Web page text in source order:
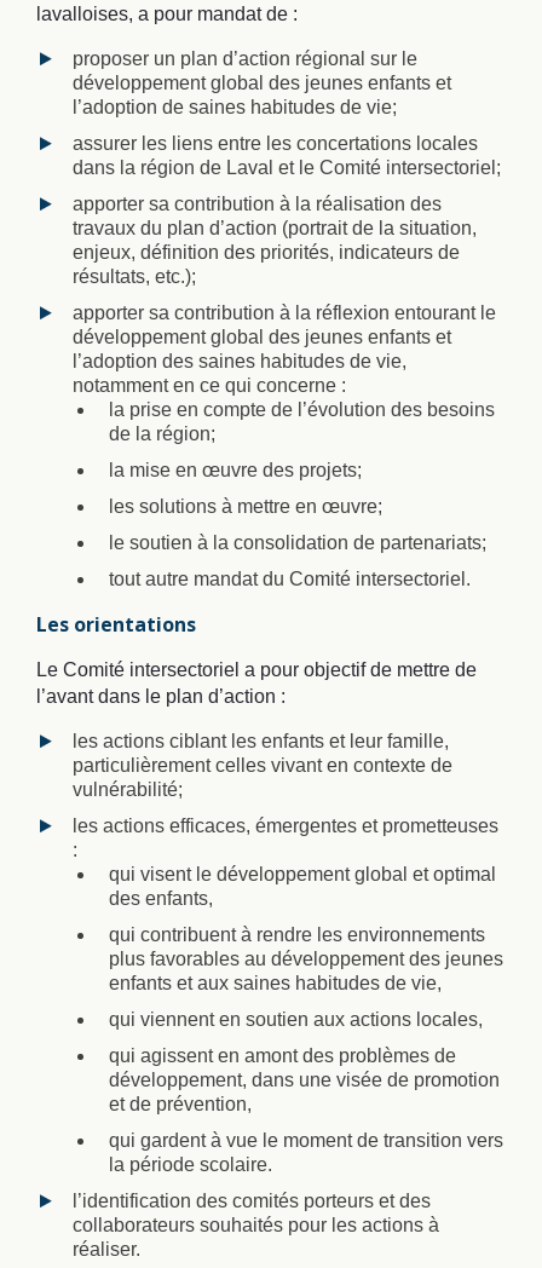
lavalloises, a pour mandat de :
proposer un plan d’action régional sur le
développement global des jeunes enfants et
l’adoption de saines habitudes de vie;
assurer les liens entre les concertations locales
dans la région de Laval et le Comité intersectoriel;
apporter sa contribution à la réalisation des
travaux du plan d’action (portrait de la situation,
enjeux, définition des priorités, indicateurs de
résultats, etc.);
apporter sa contribution à la réflexion entourant le
développement global des jeunes enfants et
l’adoption des saines habitudes de vie,
notamment en ce qui concerne :
la prise en compte de l’évolution des besoins
de la région;
la mise en œuvre des projets;
les solutions à mettre en œuvre;
le soutien à la consolidation de partenariats;
tout autre mandat du Comité intersectoriel.
Les orientations
Le Comité intersectoriel a pour objectif de mettre de
l’avant dans le plan d’action :
les actions ciblant les enfants et leur famille,
particulièrement celles vivant en contexte de
vulnérabilité;
les actions efficaces, émergentes et prometteuses
:
qui visent le développement global et optimal
des enfants,
qui contribuent à rendre les environnements
plus favorables au développement des jeunes
enfants et aux saines habitudes de vie,
qui viennent en soutien aux actions locales,
qui agissent en amont des problèmes de
développement, dans une visée de promotion
et de prévention,
qui gardent à vue le moment de transition vers
la période scolaire.
l’identification des comités porteurs et des
collaborateurs souhaités pour les actions à
réaliser.